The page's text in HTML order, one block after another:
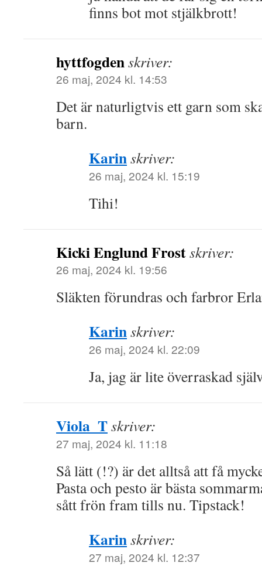
finns bot mot stjälkbrott!
hyttfogdenskriver:
26 maj, 2024 kl. 14:53
Det är naturligtvis ett garn som
barn.
Karinskriver:
26 maj, 2024 kl. 15:19
Tihi!
Kicki Englund Frostskriver:
26 maj, 2024 kl. 19:56
Släkten förundras och farbror
Karinskriver:
26 maj, 2024 kl. 22:09
Ja, jag är lite överraskad
Viola_Tskriver:
27 maj, 2024 kl. 11:18
Så lätt (!?) är det alltså att få
Pasta och pesto är bästa
sått frön fram tills nu. Tipstack!
Karinskriver:
27 maj, 2024 kl. 12:37